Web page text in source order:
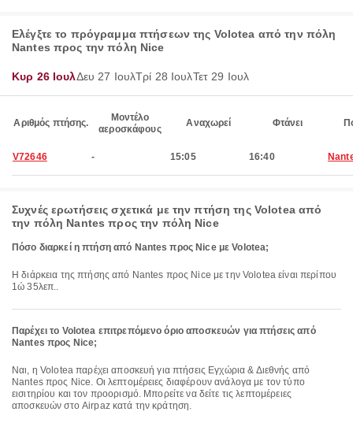
Ελέγξτε το πρόγραμμα πτήσεων της Volotea από την πόλη
Nantes προς την πόλη Nice
Κυρ 26 ΙουλΔευ 27 ΙουλΤρί 28 ΙουλΤετ 29 Ιουλ
Αριθμός πτήσης.
Μοντέλο
αεροσκάφους
Αναχωρεί Φτάνει
V72646 - 15:05 16:40
Συχνές ερωτήσεις σχετικά με την πτήση της Volotea από
την πόλη Nantes προς την πόλη Nice
Πόσο διαρκεί η πτήση από Nantes προς Nice με Volotea;
Η διάρκεια της πτήσης από Nantes προς Nice με την Volotea είναι περίπου
1ώ 35λεπ..
Παρέχει το Volotea επιτρεπόμενο όριο αποσκευών για πτήσεις από
Nantes προς Nice;
Ναι, η Volotea παρέχει αποσκευή για πτήσεις Εγχώρια & Διεθνής από
Nantes προς Nice. Οι λεπτομέρειες διαφέρουν ανάλογα με τον τύπο
εισιτηρίου και τον προορισμό. Μπορείτε να δείτε τις λεπτομέρειες
αποσκευών στο Airpaz κατά την κράτηση.